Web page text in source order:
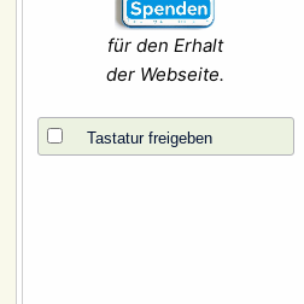
für den Erhalt
der Webseite.
Tastatur freigeben